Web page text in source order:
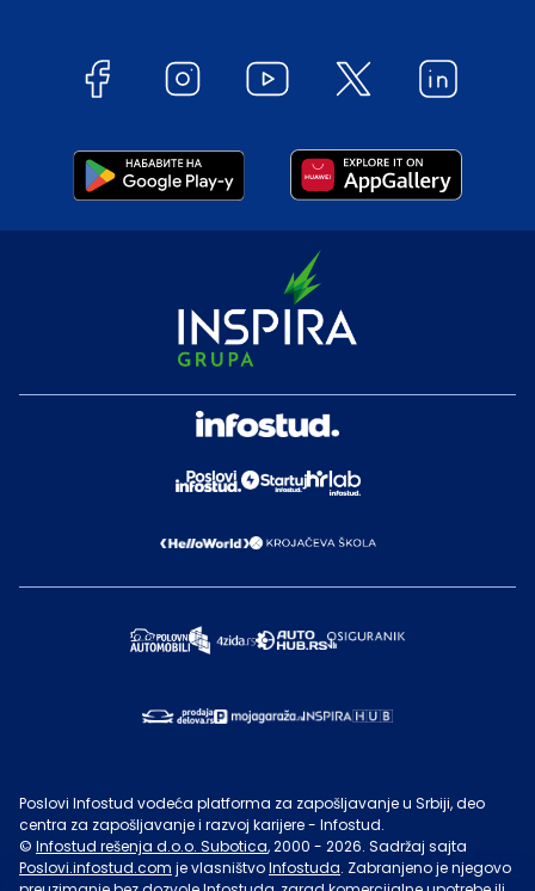
Poslovi Infostud vodeća platforma za zapošljavanje u Srbiji, deo
centra za zapošljavanje i razvoj karijere - Infostud.
© Infostud rešenja d.o.o. Subotica, 2000 - 2026. Sadržaj sajta
Poslovi.infostud.com je vlasništvoInfostuda. Zabranjeno je njegovo